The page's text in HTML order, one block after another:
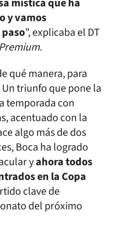
y vamos
”, explicaba el DT
.
qué manera, para
triunfo que pone la
temporada con
acentuado con la
algo más de dos
Boca ha logrado
yahora todos
en la Copa
clave de
del próximo